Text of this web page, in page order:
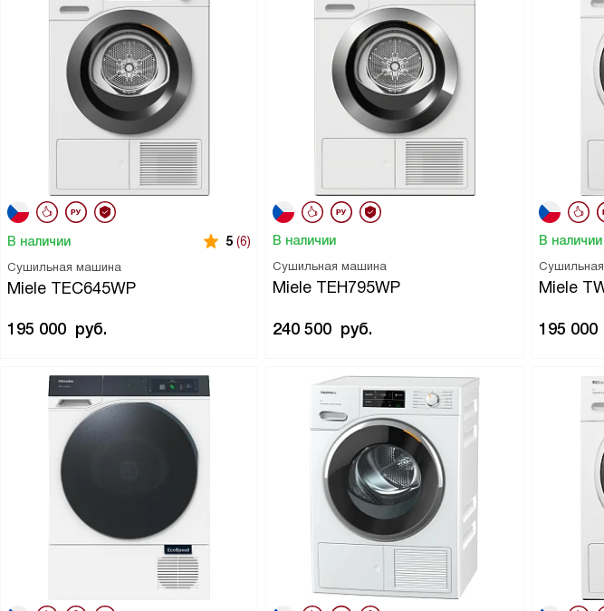
Сушильная машина
Miele TEC645WP
В наличии 5 (6)
195 000 руб.
Сушильная машина
Miele TEH795WP
В наличии
240 500 руб.
Miele
В наличии
195 000